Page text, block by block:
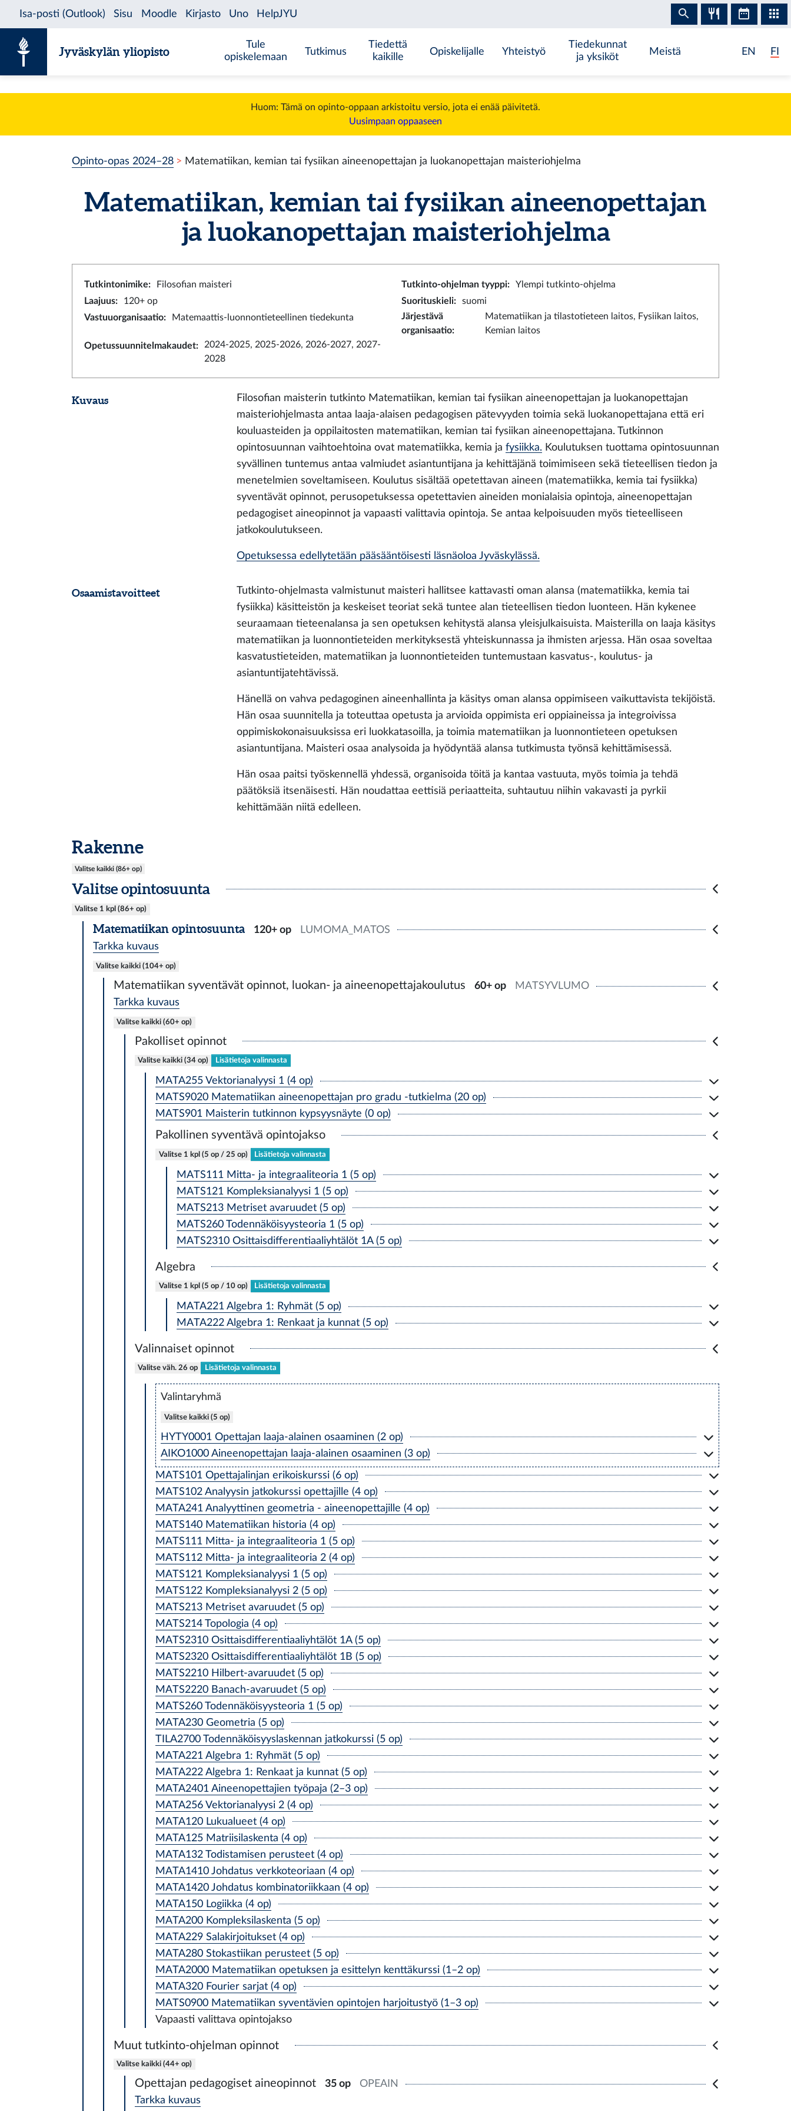
Jyväskylän yliopisto
Tule
opiskelemaan
Tutkimus
Tiedettä
kaikille
Opiskelijalle Yhteistyö
Tiedekunnat
ja yksiköt
Meistä EN FI
Huom: Tämä on opinto-oppaan arkistoitu versio, jota ei enää päivitetä.
Uusimpaan oppaaseen
Opinto-opas 2024–28 Matematiikan, kemian tai fysiikan aineenopettajan ja luokanopettajan maisteriohjelma
Matematiikan, kemian tai fysiikan aineenopettajan
ja luokanopettajan maisteriohjelma
Tutkintonimike: Filosofian maisteri Tutkinto-ohjelman tyyppi:
Ylempi tutkinto-ohjelma
Laajuus: 120+ op Suorituskieli:
suomi
Vastuuorganisaatio: Matemaattis-luonnontieteellinen tiedekunta
Järjestävä
organisaatio:
Matematiikan ja tilastotieteen laitos, Fysiikan laitos,
Kemian laitos
Opetussuunnitelmakaudet:
2024-2025, 2025-2026, 2026-2027, 2027-
2028
Kuvaus
Filosofian maisterin tutkinto Matematiikan, kemian tai fysiikan aineenopettajan ja luokanopettajan
maisteriohjelmasta antaa laaja-alaisen pedagogisen pätevyyden toimia sekä luokanopettajana että eri
kouluasteiden ja oppilaitosten matematiikan, kemian tai fysiikan aineenopettajana. Tutkinnon
opintosuunnan vaihtoehtoina ovat matematiikka, kemia ja fysiikka. Koulutuksen tuottama opintosuunnan
syvällinen tuntemus antaa valmiudet asiantuntijana ja kehittäjänä toimimiseen sekä tieteellisen tiedon ja
menetelmien soveltamiseen. Koulutus sisältää opetettavan aineen (matematiikka, kemia tai fysiikka)
syventävät opinnot, perusopetuksessa opetettavien aineiden monialaisia opintoja, aineenopettajan
pedagogiset aineopinnot ja vapaasti valittavia opintoja. Se antaa kelpoisuuden myös tieteelliseen
jatkokoulutukseen.
Opetuksessa edellytetään pääsääntöisesti läsnäoloa Jyväskylässä.
Osaamistavoitteet
Tutkinto-ohjelmasta valmistunut maisteri hallitsee kattavasti oman alansa (matematiikka, kemia tai
fysiikka) käsitteistön ja keskeiset teoriat sekä tuntee alan tieteellisen tiedon luonteen. Hän kykenee
seuraamaan tieteenalansa ja sen opetuksen kehitystä alansa yleisjulkaisuista. Maisterilla on laaja käsitys
matematiikan ja luonnontieteiden merkityksestä yhteiskunnassa ja ihmisten arjessa. Hän osaa soveltaa
kasvatustieteiden, matematiikan ja luonnontieteiden tuntemustaan kasvatus-, koulutus- ja
asiantuntijatehtävissä.
Hänellä on vahva pedagoginen aineenhallinta ja käsitys oman alansa oppimiseen vaikuttavista tekijöistä.
Hän osaa suunnitella ja toteuttaa opetusta ja arvioida oppimista eri oppiaineissa ja integroivissa
oppimiskokonaisuuksissa eri luokkatasoilla, ja toimia matematiikan ja luonnontieteen opetuksen
asiantuntijana. Maisteri osaa analysoida ja hyödyntää alansa tutkimusta työnsä kehittämisessä.
Hän osaa paitsi työskennellä yhdessä, organisoida töitä ja kantaa vastuuta, myös toimia ja tehdä
päätöksiä itsenäisesti. Hän noudattaa eettisiä periaatteita, suhtautuu niihin vakavasti ja pyrkii
kehittämään niitä edelleen.
Rakenne
Valitse kaikki (86+ op)
Valitse opintosuunta
Valitse 1 kpl (86+ op)
Matematiikan opintosuunta 120+ op
LUMOMA_MATOS
Tarkka kuvaus
Valitse kaikki (104+ op)
Matematiikan syventävät opinnot, luokan- ja aineenopettajakoulutus 60+ op
MATSYVLUMO
Tarkka kuvaus
Valitse kaikki (60+ op)
Pakolliset opinnot
Valitse kaikki (34 op) Lisätietoja valinnasta
MATA255 Vektorianalyysi 1 (4 op)
MATS9020 Matematiikan aineenopettajan pro gradu -tutkielma (20 op)
MATS901 Maisterin tutkinnon kypsyysnäyte (0 op)
Pakollinen syventävä opintojakso
Valitse 1 kpl (5 op / 25 op) Lisätietoja valinnasta
MATS111 Mitta- ja integraaliteoria 1 (5 op)
MATS121 Kompleksianalyysi 1 (5 op)
MATS213 Metriset avaruudet (5 op)
MATS260 Todennäköisyysteoria 1 (5 op)
MATS2310 Osittaisdifferentiaaliyhtälöt 1A (5 op)
Algebra
Valitse 1 kpl (5 op / 10 op) Lisätietoja valinnasta
MATA221 Algebra 1: Ryhmät (5 op)
MATA222 Algebra 1: Renkaat ja kunnat (5 op)
Valinnaiset opinnot
Valitse väh. 26 op Lisätietoja valinnasta
Valintaryhmä
Valitse kaikki (5 op)
HYTY0001 Opettajan laaja-alainen osaaminen (2 op)
AIKO1000 Aineenopettajan laaja-alainen osaaminen (3 op)
MATS101 Opettajalinjan erikoiskurssi (6 op)
MATS102 Analyysin jatkokurssi opettajille (4 op)
MATA241 Analyyttinen geometria - aineenopettajille (4 op)
MATS140 Matematiikan historia (4 op)
MATS111 Mitta- ja integraaliteoria 1 (5 op)
MATS112 Mitta- ja integraaliteoria 2 (4 op)
MATS121 Kompleksianalyysi 1 (5 op)
MATS122 Kompleksianalyysi 2 (5 op)
MATS213 Metriset avaruudet (5 op)
MATS214 Topologia (4 op)
MATS2310 Osittaisdifferentiaaliyhtälöt 1A (5 op)
MATS2320 Osittaisdifferentiaaliyhtälöt 1B (5 op)
MATS2210 Hilbert-avaruudet (5 op)
MATS2220 Banach-avaruudet (5 op)
MATS260 Todennäköisyysteoria 1 (5 op)
MATA230 Geometria (5 op)
TILA2700 Todennäköisyyslaskennan jatkokurssi (5 op)
MATA221 Algebra 1: Ryhmät (5 op)
MATA222 Algebra 1: Renkaat ja kunnat (5 op)
MATA2401 Aineenopettajien työpaja (2–3 op)
MATA256 Vektorianalyysi 2 (4 op)
MATA120 Lukualueet (4 op)
MATA125 Matriisilaskenta (4 op)
MATA132 Todistamisen perusteet (4 op)
MATA1410 Johdatus verkkoteoriaan (4 op)
MATA1420 Johdatus kombinatoriikkaan (4 op)
MATA150 Logiikka (4 op)
MATA200 Kompleksilaskenta (5 op)
MATA229 Salakirjoitukset (4 op)
MATA280 Stokastiikan perusteet (5 op)
MATA2000 Matematiikan opetuksen ja esittelyn kenttäkurssi (1–2 op)
MATA320 Fourier sarjat (4 op)
MATS0900 Matematiikan syventävien opintojen harjoitustyö (1–3 op)
Vapaasti valittava opintojakso
Muut tutkinto-ohjelman opinnot
Valitse kaikki (44+ op)
Opettajan pedagogiset aineopinnot 35 op
OPEAIN
Tarkka kuvaus